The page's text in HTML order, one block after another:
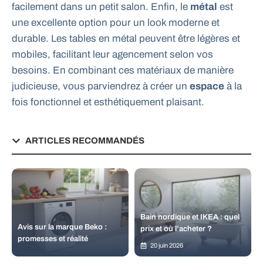
facilement dans un petit salon. Enfin, le métal est
une excellente option pour un look moderne et
durable. Les tables en métal peuvent être légères et
mobiles, facilitant leur agencement selon vos
besoins. En combinant ces matériaux de manière
judicieuse, vous parviendrez à créer un espace à la
fois fonctionnel et esthétiquement plaisant.
ARTICLES RECOMMANDÉS
Avis sur la marque Beko :
promesses et réalité
Bain nordique et IKEA : quel
prix et où l’acheter ?
20 juin 2026